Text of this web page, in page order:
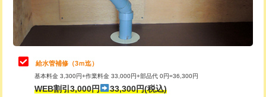
排水管工事（排水管工事/3ｍまで） 55,000円
排水管工事（追加 排水管工事/3ｍ超
マス交換（土の掘削・埋め戻し作業）
マス交換（深さ50㎝未満）
止水・漏水調査・防水処理・清掃・修
理・調整・分解・加工など（軽作業）
11,000円
止水・漏水調査・防水処理・清掃・修
理・調整・分解・加工など（中作業）
止水・漏水調査・防水処理・清掃・修
理・調整・分解・加工など（重作業）
33,000円
給水管補修（3ｍ迄）
基本料金 3,300円+作業料金 33,000円+部品代 0円=36,300円
WEB割引3,000円 33,300円(税込)